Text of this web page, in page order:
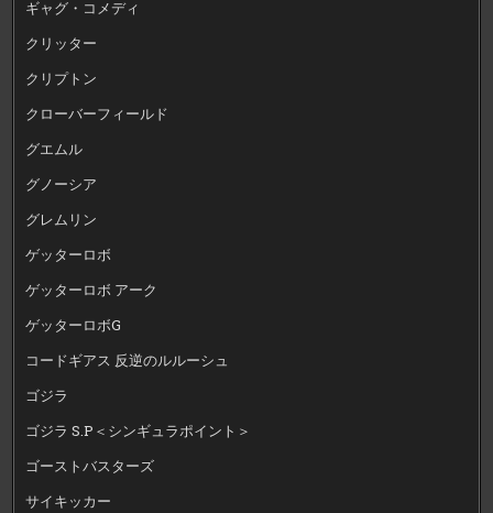
ギャグ・コメディ
クリッター
クリプトン
クローバーフィールド
グエムル
グノーシア
グレムリン
ゲッターロボ
ゲッターロボ アーク
ゲッターロボG
コードギアス 反逆のルルーシュ
ゴジラ
ゴジラ S.P＜シンギュラポイント＞
ゴーストバスターズ
サイキッカー